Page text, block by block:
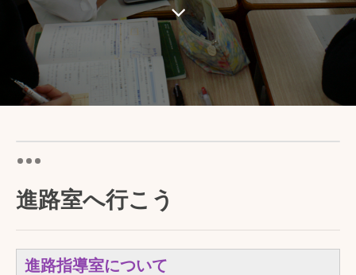
進路室へ行こう
進路指導室について